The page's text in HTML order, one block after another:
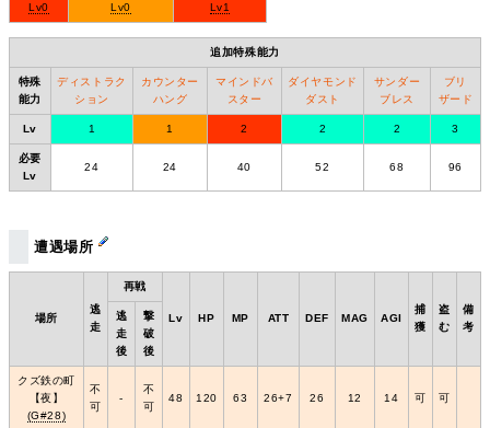
Lv0
Lv0
Lv1
追加特殊能力
特殊
能力
ディストラク
ション
カウンター
ハング
マインドバ
スター
ダイヤモンド
ダスト
サンダー
ブレス
ブリ
ザード
Lv 1 1 2 2 2 3
必要
Lv
24 24 40 52 68 96
遭遇場所
場所
逃
走
再戦
Lv HP MP ATT DEF MAG AGI
捕
獲
盗
む
備
考
逃
走
後
撃
破
後
クズ鉄の町
【夜】
(G#28)
不
可
‐
不
可
48 120 63 26+7 26 12 14 可 可